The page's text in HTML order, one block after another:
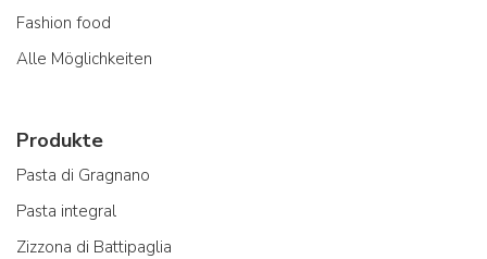
Fashion food
Alle Möglichkeiten
Produkte
Pasta di Gragnano
Pasta integral
Zizzona di Battipaglia